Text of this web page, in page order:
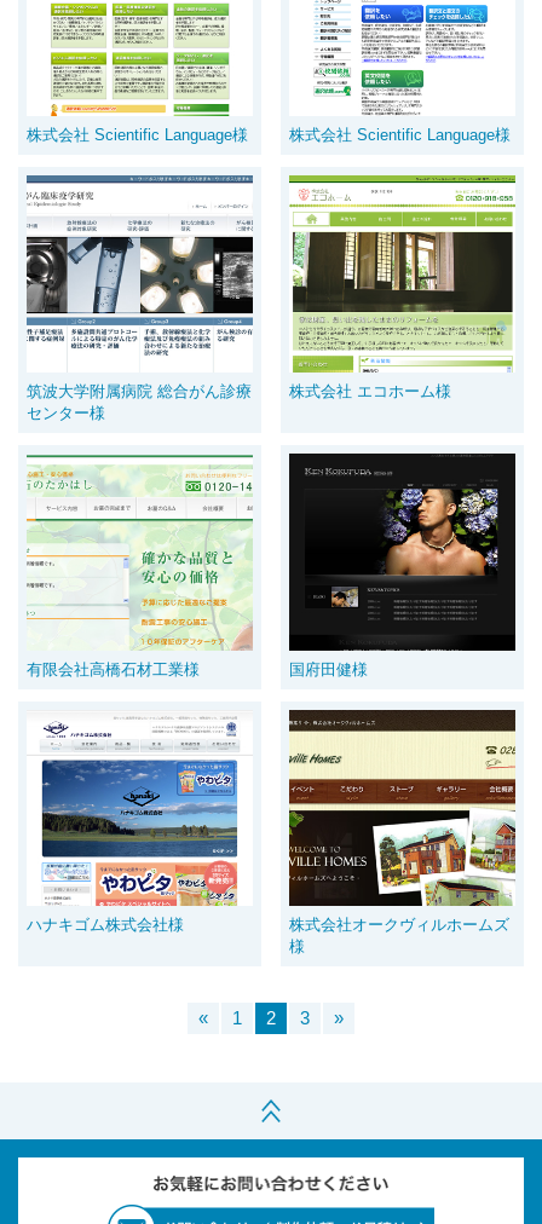
株式会社 Scientific Language様 株式会社 Scientific Language様
筑波大学附属病院 総合がん診療
センター様
株式会社 エコホーム様
有限会社高橋石材工業様 国府田健様
ハナキゴム株式会社様
株式会社オークヴィルホームズ
様
« 1 2 3 »